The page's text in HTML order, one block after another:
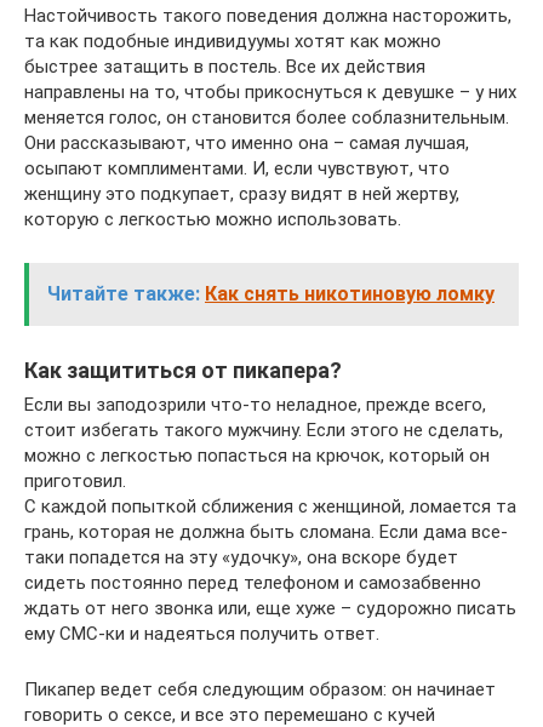
Настойчивость такого поведения должна насторожить,
та как подобные индивидуумы хотят как можно
быстрее затащить в постель. Все их действия
направлены на то, чтобы прикоснуться к девушке – у них
меняется голос, он становится более соблазнительным.
Они рассказывают, что именно она – самая лучшая,
осыпают комплиментами. И, если чувствуют, что
женщину это подкупает, сразу видят в ней жертву,
которую с легкостью можно использовать.
Читайте также: Как снять никотиновую ломку
Как защититься от пикапера?
Если вы заподозрили что-то неладное, прежде всего,
стоит избегать такого мужчину. Если этого не сделать,
можно с легкостью попасться на крючок, который он
приготовил.
С каждой попыткой сближения с женщиной, ломается та
грань, которая не должна быть сломана. Если дама все-
таки попадется на эту «удочку», она вскоре будет
сидеть постоянно перед телефоном и самозабвенно
ждать от него звонка или, еще хуже – судорожно писать
ему СМС-ки и надеяться получить ответ.
Пикапер ведет себя следующим образом: он начинает
говорить о сексе, и все это перемешано с кучей